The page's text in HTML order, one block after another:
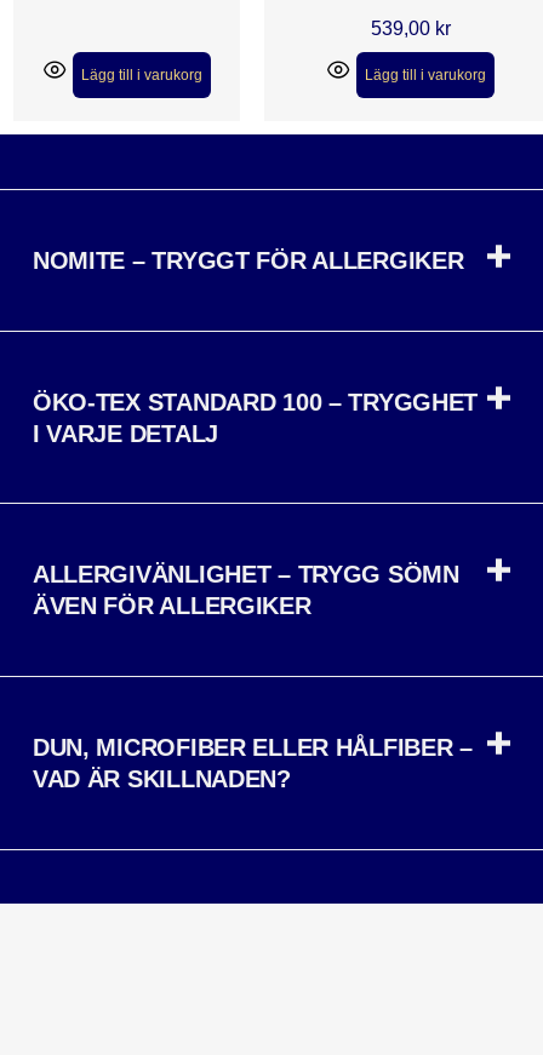
Lägg till i varukorg
539,00 kr
Lägg till i varukorg
NOMITE – TRYGGT FÖR ALLERGIKER
ÖKO-TEX STANDARD 100 – TRYGGHET
I VARJE DETALJ
ALLERGIVÄNLIGHET – TRYGG SÖMN
ÄVEN FÖR ALLERGIKER
DUN, MICROFIBER ELLER HÅLFIBER –
VAD ÄR SKILLNADEN?